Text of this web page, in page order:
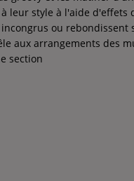
leur style à l'aide d'effets
ou rebondissent
aux arrangements des
section